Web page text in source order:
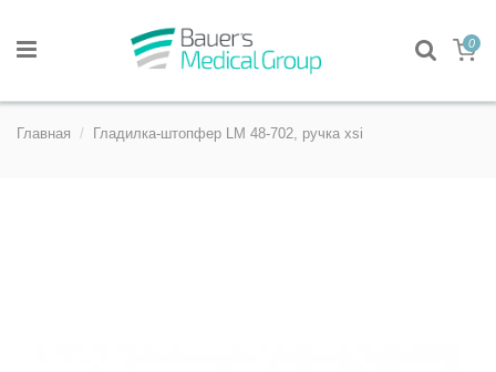
0
Главная Гладилка-штопфер LM 48-702, ручка xsi